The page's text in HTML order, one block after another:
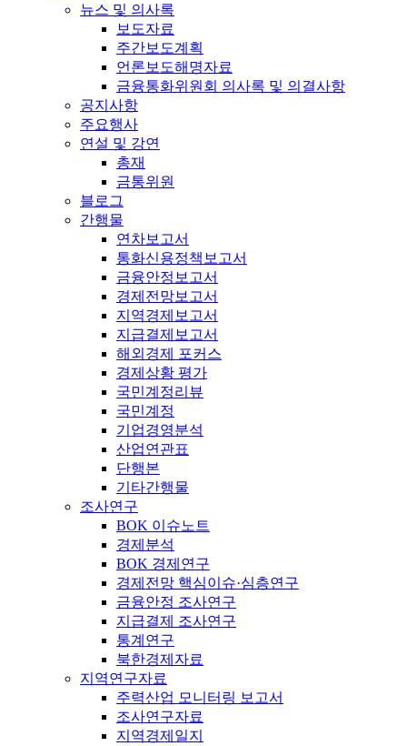
뉴스 및 의사록
보도자료
주간보도계획
언론보도해명자료
금융통화위원회 의사록 및 의결사항
공지사항
주요행사
연설 및 강연
총재
금통위원
블로그
간행물
연차보고서
통화신용정책보고서
금융안정보고서
경제전망보고서
지역경제보고서
지급결제보고서
해외경제 포커스
경제상황 평가
국민계정리뷰
국민계정
기업경영분석
산업연관표
단행본
기타간행물
조사연구
BOK 이슈노트
경제분석
BOK 경제연구
경제전망 핵심이슈·심층연구
금융안정 조사연구
지급결제 조사연구
통계연구
북한경제자료
지역연구자료
주력산업 모니터링 보고서
조사연구자료
지역경제일지